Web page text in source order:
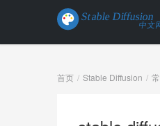
首页 Stable Diffusion